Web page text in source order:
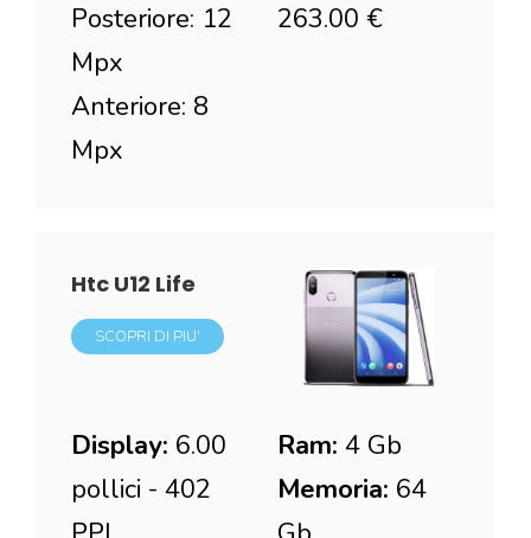
Posteriore: 12
Mpx
Anteriore: 8
Mpx
263.00 €
Htc U12 Life
SCOPRI DI PIU'
Display: 6.00
pollici - 402
Ram: 4 Gb
Memoria: 64